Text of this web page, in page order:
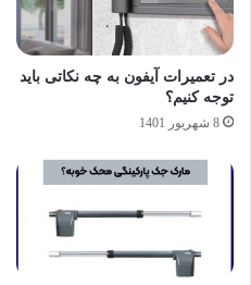
در تعمیرات آیفون به چه نکاتی باید
توجه کنیم؟
8 شهریور 1401